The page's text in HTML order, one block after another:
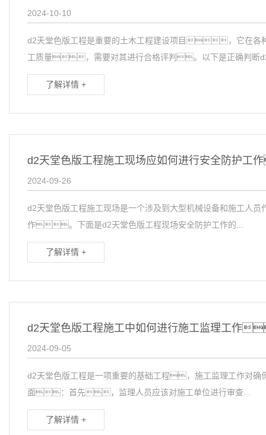
2024-10-10
d2天堂色版工程是重要的土木工程建设项目，它在
工质量，需要对其进行合格评判。以下是正确判断
了解详情 +
d2天堂色版工程施工现场应如何进行安全防护
2024-09-26
d2天堂色版工程施工现场是一个涉及到大型机械设备和施工
作。下面是d2天堂色版工程现场安全防护工作的...
了解详情 +
d2天堂色版工程施工中如何进行施工监理工作
2024-09-05
d2天堂色版工程是一项重要的基础工程，施工监理工作对
面：首先，监理人员应该对施工单位进行审查...
了解详情 +